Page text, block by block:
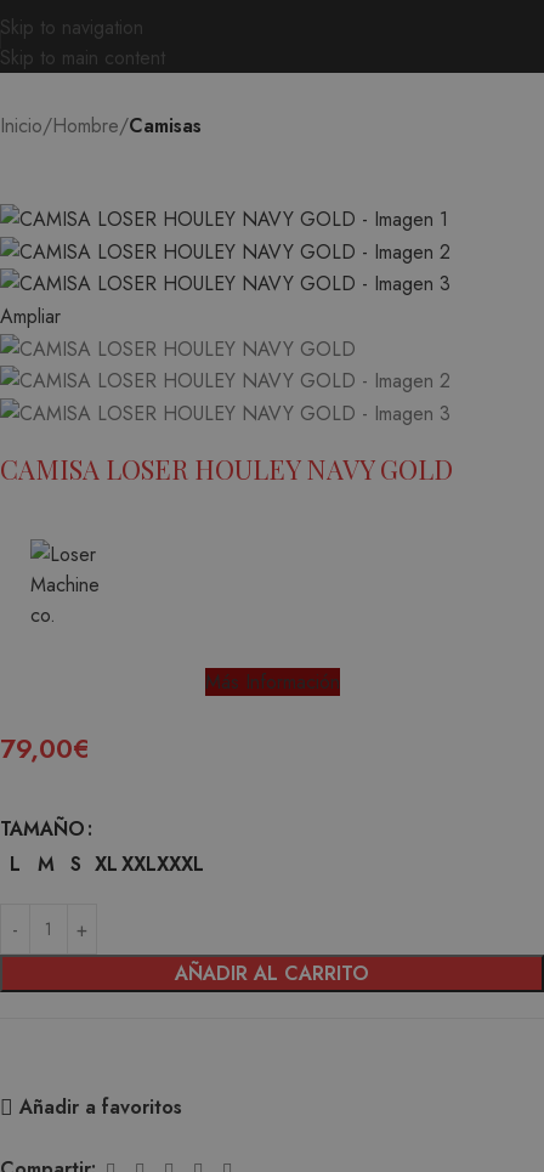
Skip to navigation
Skip to main content
Inicio Hombre Camisas
Ampliar
CAMISA LOSER HOULEY NAVY GOLD
Más Información
79,00€
TAMAÑO
L
M S XLXXLXXXL
AÑADIR AL CARRITO
Añadir a favoritos